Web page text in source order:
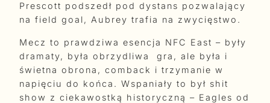
Prescott podszedł pod dystans pozwalający
na field goal, Aubrey trafia na zwycięstwo.
Mecz to prawdziwa esencja NFC East – były
dramaty, była obrzydliwa gra, ale była i
świetna obrona, comback i trzymanie w
napięciu do końca. Wspaniały to był shit
show z ciekawostką historyczną – Eagles od